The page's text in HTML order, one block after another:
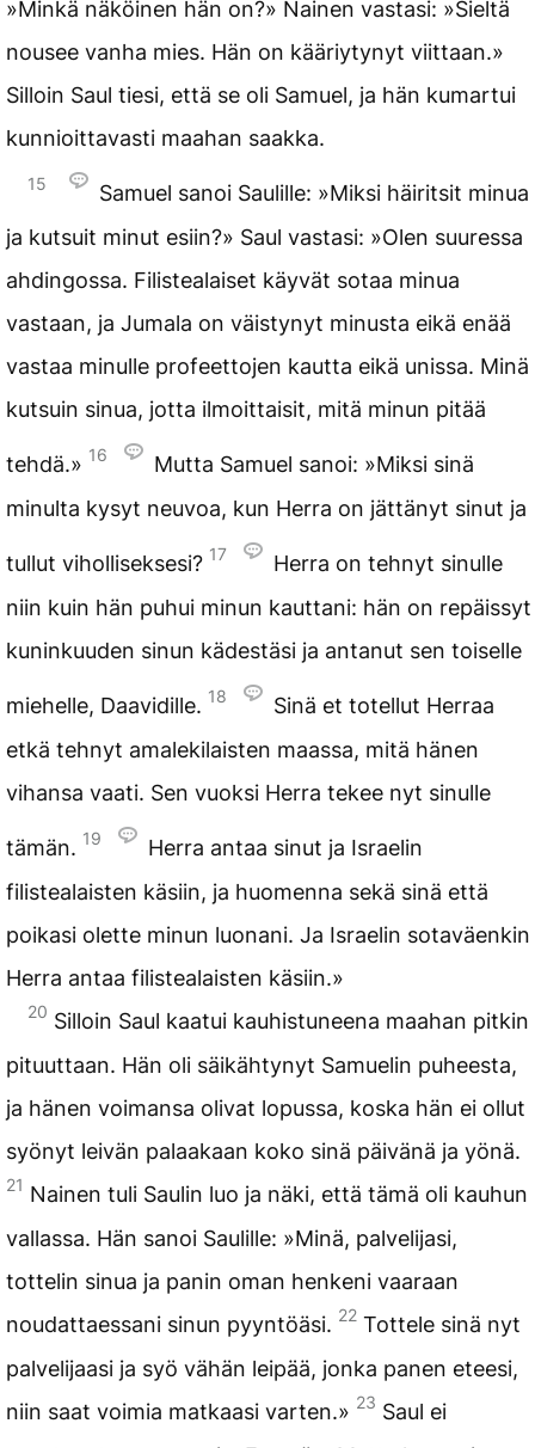
»Minkä näköinen hän on?» Nainen vastasi: »Sieltä
nousee vanha mies. Hän on kääriytynyt viittaan.»
Silloin Saul tiesi, että se oli Samuel, ja hän kumartui
kunnioittavasti maahan saakka.
15
Samuel sanoi Saulille: »Miksi häiritsit minua
ja kutsuit minut esiin?» Saul vastasi: »Olen suuressa
ahdingossa. Filistealaiset käyvät sotaa minua
vastaan, ja Jumala on väistynyt minusta eikä enää
vastaa minulle profeettojen kautta eikä unissa. Minä
kutsuin sinua, jotta ilmoittaisit, mitä minun pitää
tehdä.» 16
Mutta Samuel sanoi: »Miksi sinä
minulta kysyt neuvoa, kun Herra on jättänyt sinut ja
tullut viholliseksesi? 17
Herra on tehnyt sinulle
niin kuin hän puhui minun kauttani: hän on repäissyt
kuninkuuden sinun kädestäsi ja antanut sen toiselle
miehelle, Daavidille. 18
Sinä et totellut Herraa
etkä tehnyt amalekilaisten maassa, mitä hänen
vihansa vaati. Sen vuoksi Herra tekee nyt sinulle
tämän. 19
Herra antaa sinut ja Israelin
filistealaisten käsiin, ja huomenna sekä sinä että
poikasi olette minun luonani. Ja Israelin sotaväenkin
Herra antaa filistealaisten käsiin.»
20 Silloin Saul kaatui kauhistuneena maahan pitkin
pituuttaan. Hän oli säikähtynyt Samuelin puheesta,
ja hänen voimansa olivat lopussa, koska hän ei ollut
syönyt leivän palaakaan koko sinä päivänä ja yönä.
21 Nainen tuli Saulin luo ja näki, että tämä oli kauhun
vallassa. Hän sanoi Saulille: »Minä, palvelijasi,
tottelin sinua ja panin oman henkeni vaaraan
noudattaessani sinun pyyntöäsi. 22 Tottele sinä nyt
palvelijaasi ja syö vähän leipää, jonka panen eteesi,
niin saat voimia matkaasi varten.» 23 Saul ei